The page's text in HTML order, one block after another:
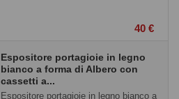
40 €
Espositore portagioie in legno
bianco a forma di Albero con
cassetti a...
Espositore portagioie in legno bianco a